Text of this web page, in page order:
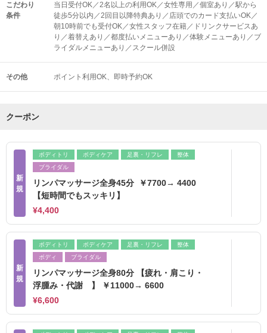
こだわり
条件
当日受付OK／2名以上の利用OK／女性専用／個室あり／駅から
徒歩5分以内／2回目以降特典あり／店頭でのカード支払いOK／
朝10時前でも受付OK／女性スタッフ在籍／ドリンクサービスあ
り／着替えあり／都度払いメニューあり／体験メニューあり／ブ
ライダルメニューあり／スクール併設
その他 ポイント利用OK 即時予約OK
クーポン
新
規
ボディトリ ボディケア 足裏・リフレ
整体
ブライダル
リンパマッサージ全身45分 ￥7700→ 4400
【短時間でもスッキリ】
¥4,400
新
規
ボディトリ ボディケア 足裏・リフレ
整体
ボディ
ブライダル
リンパマッサージ全身80分 【疲れ・肩こり・
浮腫み・代謝 】 ￥11000→ 6600
¥6,600